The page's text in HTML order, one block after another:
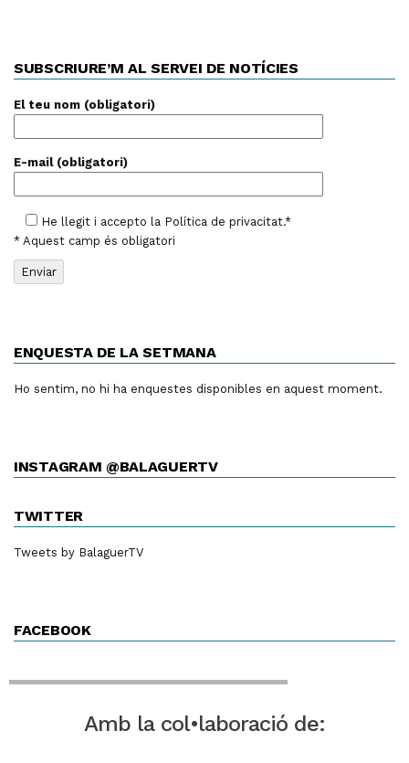
SUBSCRIURE’M AL SERVEI DE NOTÍCIES
El teu nom (obligatori)
E-mail (obligatori)
He llegit i accepto la Política de privacitat.*
* Aquest camp és obligatori
ENQUESTA DE LA SETMANA
Ho sentim, no hi ha enquestes disponibles en aquest moment.
INSTAGRAM @BALAGUERTV
TWITTER
Tweets by BalaguerTV
FACEBOOK
Amb la col•laboració de: